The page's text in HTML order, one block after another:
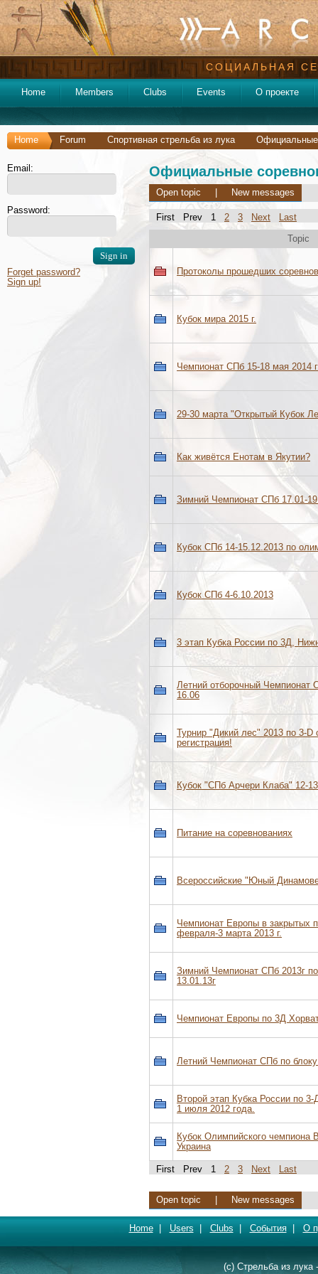
СОЦИАЛЬНАЯ
Home Members Clubs Events О проекте
Home Forum Спортивная стрельба из лука Официальные
Email:
Password:
Forget password?
Sign up!
Официальные
Open topic New messages
First Prev 1 2 3 Next
Last
Topic
Протоколы прошедших
Кубок мира 2015 г.
Чемпионат СПб 15-18 мая 2014
29-30 марта "Открытый Кубок
Как живётся Енотам в Якутии?
Зимний Чемпионат СПб 17.01-
Кубок СПб 14-15.12.2013 по
Кубок СПб 4-6.10.2013
3 этап Кубка России по 3Д,
Летний отборочный Чемпионат
16.06
Турнир "Дикий лес" 2013 по 3-D
регистрация!
Кубок "СПб Арчери Клаба" 12-
Питание на соревнованиях
Всероссийские "Юный
Чемпионат Европы в закрытых
февраля-3 марта 2013 г.
Зимний Чемпионат СПб 2013г
13.01.13г
Чемпионат Европы по 3Д
Летний Чемпионат СПб по
Второй этап Кубка России по
1 июля 2012 года.
Кубок Олимпийского чемпиона
Украина
First Prev 1 2 3 Next Last
Open topic New messages
Home| Users Clubs События| О
(c) Стрельба из лука